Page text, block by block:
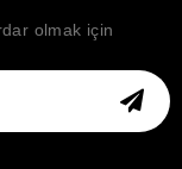
olmak için